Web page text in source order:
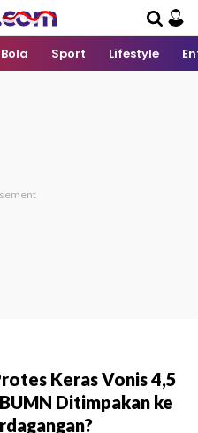
Bola Sport Lifestyle
Keras Vonis 4,5
Ditimpakan ke